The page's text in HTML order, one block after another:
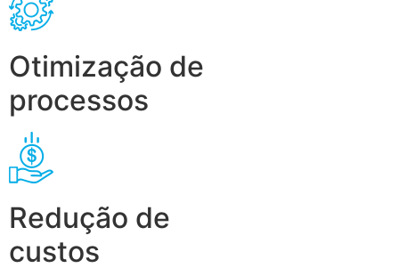
Otimização de
processos
Redução de
custos